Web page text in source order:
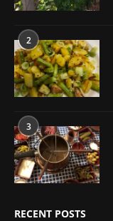
2
3
RECENT POSTS